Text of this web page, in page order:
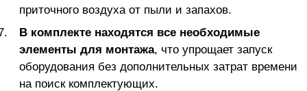
приточного воздуха от пыли и запахов.
В комплекте находятся все необходимые
элементы для монтажа, что упрощает запуск
оборудования без дополнительных затрат времени
на поиск комплектующих.